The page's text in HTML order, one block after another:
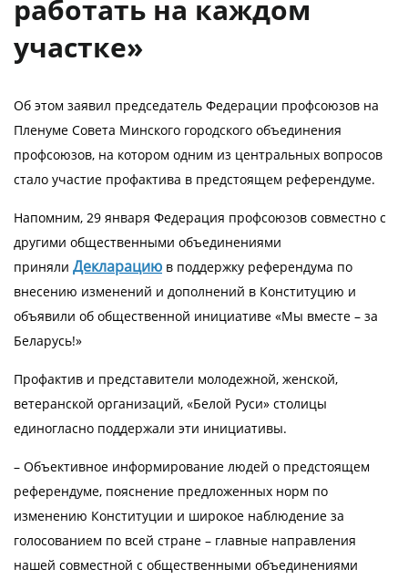
работать на каждом
участке»
Об этом заявил председатель Федерации профсоюзов на
Пленуме Совета Минского городского объединения
профсоюзов, на котором одним из центральных вопросов
стало участие профактива в предстоящем референдуме.
Напомним, 29 января Федерация профсоюзов совместно с
другими общественными объединениями
приняли Декларацию в поддержку референдума по
внесению изменений и дополнений в Конституцию и
объявили об общественной инициативе «Мы вместе – за
Беларусь!»
Профактив и представители молодежной, женской,
ветеранской организаций, «Белой Руси» столицы
единогласно поддержали эти инициативы.
– Объективное информирование людей о предстоящем
референдуме, пояснение предложенных норм по
изменению Конституции и широкое наблюдение за
голосованием по всей стране – главные направления
нашей совместной с общественными объединениями